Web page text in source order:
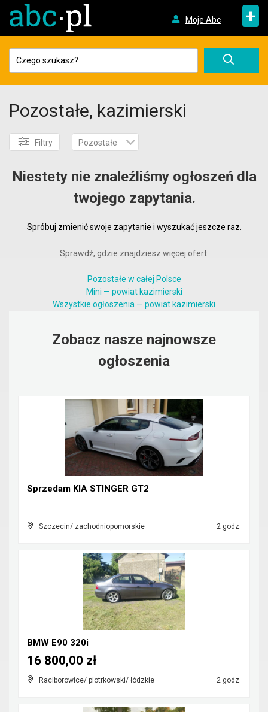
Moje Abc +
Pozostałe, kazimierski
Filtry Pozostałe
Niestety nie znaleźliśmy ogłoszeń dla
twojego zapytania.
Spróbuj zmienić swoje zapytanie i wyszukać jeszcze raz.
Sprawdź, gdzie znajdziesz więcej ofert:
Pozostałe w całej Polsce
Mini — powiat kazimierski
Wszystkie ogłoszenia — powiat kazimierski
Zobacz nasze najnowsze
ogłoszenia
Sprzedam KIA STINGER GT2
Szczecin/ zachodniopomorskie 2 godz.
BMW E90 320i
Raciborowice/ piotrkowski/ łódzkie 2 godz.
16 800,00 zł